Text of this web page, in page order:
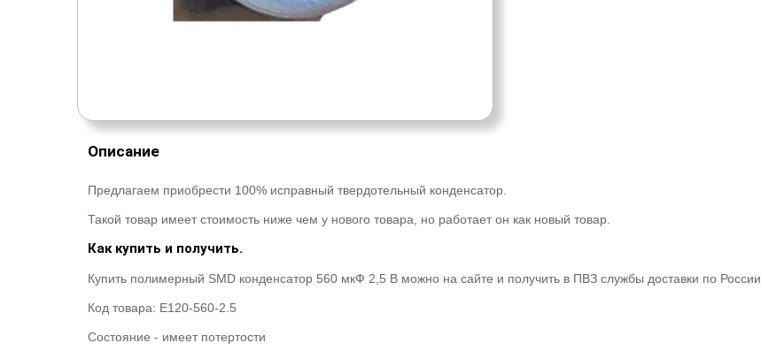
Описание
Предлагаем приобрести 100% исправный твердотельный конденсатор.
Такой товар имеет стоимость ниже чем у нового товара, но работает он как новый товар.
Как купить и получить.
Купить полимерный SMD конденсатор 560 мкФ 2,5 В можно на сайте и получить в ПВЗ службы доставки по России.
Код товара: E120-560-2.5
Состояние - имеет потертости